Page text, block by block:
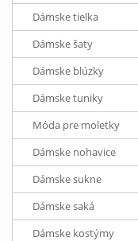
Dámske tielka
Dámske šaty
Dámske blúzky
Dámske tuniky
Móda pre moletky
Dámske nohavice
Dámske sukne
Dámske saká
Dámske kostýmy